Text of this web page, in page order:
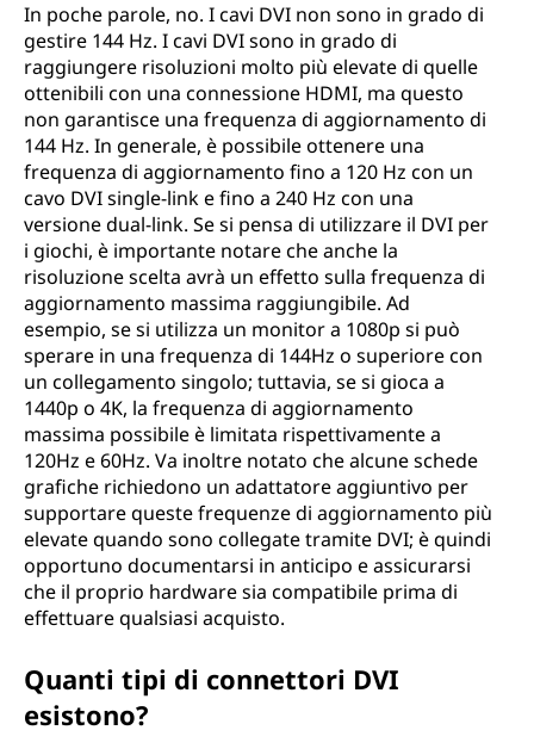
In poche parole, no. I cavi DVI non sono in grado di
gestire 144 Hz. I cavi DVI sono in grado di
raggiungere risoluzioni molto più elevate di quelle
ottenibili con una connessione HDMI, ma questo
non garantisce una frequenza di aggiornamento di
144 Hz. In generale, è possibile ottenere una
frequenza di aggiornamento fino a 120 Hz con un
cavo DVI single-link e fino a 240 Hz con una
versione dual-link. Se si pensa di utilizzare il DVI per
i giochi, è importante notare che anche la
risoluzione scelta avrà un effetto sulla frequenza di
aggiornamento massima raggiungibile. Ad
esempio, se si utilizza un monitor a 1080p si può
sperare in una frequenza di 144Hz o superiore con
un collegamento singolo; tuttavia, se si gioca a
1440p o 4K, la frequenza di aggiornamento
massima possibile è limitata rispettivamente a
120Hz e 60Hz. Va inoltre notato che alcune schede
grafiche richiedono un adattatore aggiuntivo per
supportare queste frequenze di aggiornamento più
elevate quando sono collegate tramite DVI; è quindi
opportuno documentarsi in anticipo e assicurarsi
che il proprio hardware sia compatibile prima di
effettuare qualsiasi acquisto.
Quanti tipi di connettori DVI
esistono?